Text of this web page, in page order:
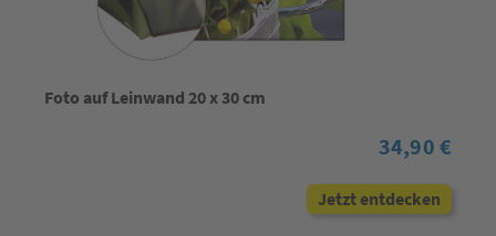
Foto auf Leinwand 20 x 30 cm
34,90 €
Jetzt entdecken